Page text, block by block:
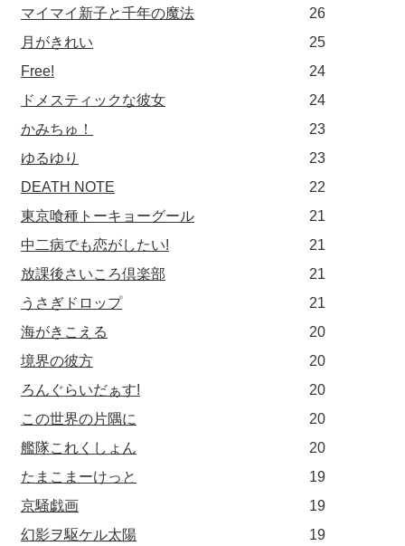
マイマイ新子と千年の魔法
26
月がきれい
25
Free!
24
ドメスティックな彼女
24
かみちゅ！
23
ゆるゆり
23
DEATH NOTE
22
東京喰種トーキョーグール
21
中二病でも恋がしたい!
21
放課後さいころ倶楽部
21
うさぎドロップ
21
海がきこえる
20
境界の彼方
20
ろんぐらいだぁす!
20
この世界の片隅に
20
艦隊これくしょん
20
たまこまーけっと
19
京騒戯画
19
幻影ヲ駆ケル太陽
19